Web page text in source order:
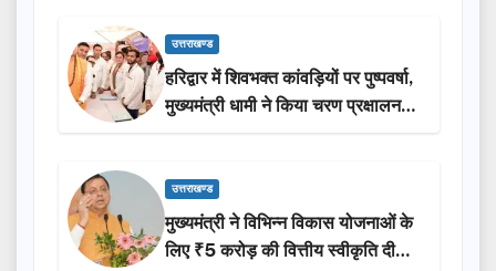
उत्तराखण्ड
हरिद्वार में शिवभक्त कांवड़ियों पर पुष्पवर्षा,
मुख्यमंत्री धामी ने किया चरण प्रक्षालन…
उत्तराखण्ड
मुख्यमंत्री ने विभिन्न विकास योजनाओं के
लिए ₹5 करोड़ की वित्तीय स्वीकृति दी…